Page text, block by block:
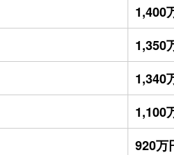
1,400
1,350
1,340
1,100
920万